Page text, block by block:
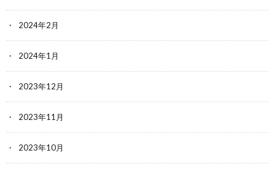
2024年2月
2024年1月
2023年12月
2023年11月
2023年10月